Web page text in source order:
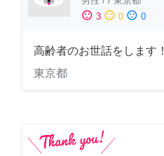
sentiment_satisfied 3 sentiment_neutral 0 sentiment_dissatisfied 0
高齢者のお世話をします！
東京都